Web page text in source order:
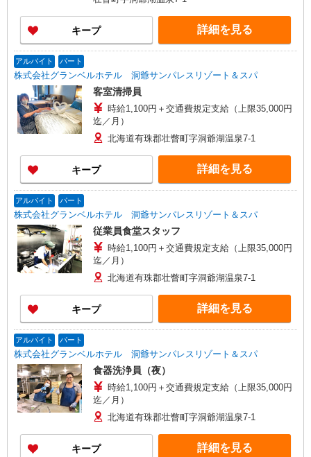
キープ 詳細を見る
アルバイト パート
株式会社グランベルホテル 洞爺サンパレスリゾート＆スパ
客室清掃員
時給1,100円＋交通費規定支給（上限35,000円
迄／月）
北海道有珠郡壮瞥町字洞爺湖温泉7-1
キープ 詳細を見る
アルバイト パート
株式会社グランベルホテル 洞爺サンパレスリゾート＆スパ
従業員食堂スタッフ
時給1,100円＋交通費規定支給（上限35,000円
迄／月）
北海道有珠郡壮瞥町字洞爺湖温泉7-1
キープ 詳細を見る
アルバイト パート
株式会社グランベルホテル 洞爺サンパレスリゾート＆スパ
食器洗浄員（夜）
時給1,100円＋交通費規定支給（上限35,000円
迄／月）
北海道有珠郡壮瞥町字洞爺湖温泉7-1
キープ 詳細を見る